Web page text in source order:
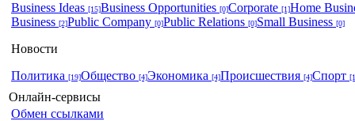
Business Ideas [15]Business Opportunities [0]Corporate [1]Home
Business [2]Public Company [0]Public Relations [0]Small Business [0]
Новости
Политика [19]Общество [4]Экономика [4]Происшествия [4]Спорт
Онлайн-сервисы
Обмен ссылками